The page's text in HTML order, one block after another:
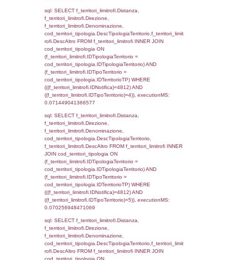
d1_controlli.Comune, d1_controlli.Via,
d1_controlli.Email, d1_controlli.Pec FROM
INNER JOIN d1_controlli ON
d1_controlli.UntAmmTerr where
executionMS: 0.023076057434082
sql: SELECT * FROM d2_autorizzazioni
IDNotifica=4812, executionMS:
sql: SELECT Ispezione, IDArticoloComma,
StatoIspezione,
'%d/%m/%Y') as DataApertura,
DATE_FORMAT(DataChiusura, '%d/%m/
DataChiusura,
'%d/%m/%Y') as DataUltimoPIR FROM
WHERE (((d3_ispezioni.IDNotifica)=4812)),
0.00090217590332031
sql: SELECT el_nazioni.DescIT,
FROM f_confini_stato INNER JOIN
f_confini_stato.IDStato = el_nazioni.IDStato
f_confini_stato.IDNotifica = 4812;,
0.00066804885864258